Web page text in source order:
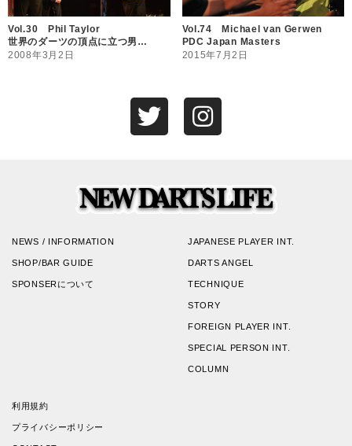
Vol.30 Phil Taylor
世界のダーツの頂点に立つ男…
2008年3月2日
Vol.74 Michael van Gerwen
PDC Japan Masters
2015年7月2日
NEWS / INFORMATION
SHOP/BAR GUIDE
SPONSERについて
JAPANESE PLAYER INT.
DARTS ANGEL
TECHNIQUE
STORY
FOREIGN PLAYER INT.
SPECIAL PERSON INT.
COLUMN
利用規約
プライバシーポリシー